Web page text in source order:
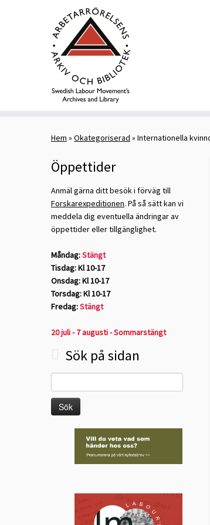
Hem » Okategoriserad » Internationella
Öppettider
Anmäl gärna ditt besök i förväg till
Forskarexpeditionen. På så sätt kan vi
meddela dig eventuella ändringar av
öppettider eller tillgänglighet.
Måndag:Stängt
Tisdag: Kl 10-17
Onsdag: Kl 10-17
Torsdag: Kl 10-17
Fredag:Stängt
20 juli - 7 augusti - Sommarstängt
Sök på sidan
efter: